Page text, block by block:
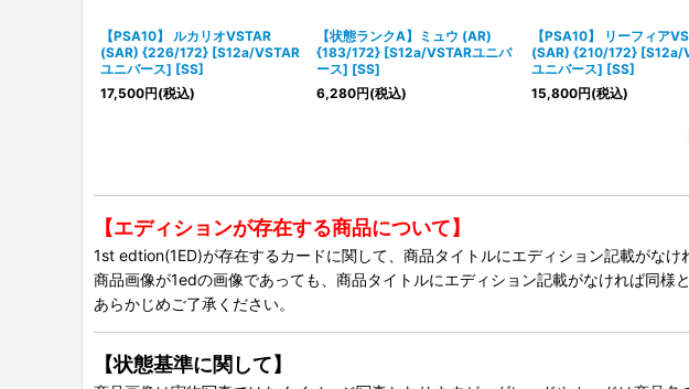
【PSA10】 ルカリオVSTAR
(SAR) {226/172} [S12a/VSTAR
ユニバース] [SS]
17,500円(税込)
【状態ランクA】ミュウ (AR)
{183/172} [S12a/VSTARユニバ
ース] [SS]
6,280円(税込)
【PSA10】 リーフィア
(SAR) {210/172} [S12a/
ユニバース] [SS]
15,800円(税込)
【エディションが存在する商品について】
1st edtion(1ED)が存在するカードに関して、商品タイトルにエディション記載がなけ
商品画像が1edの画像であっても、商品タイトルにエディション記載がなければ同様と
あらかじめご了承ください。
【状態基準に関して】